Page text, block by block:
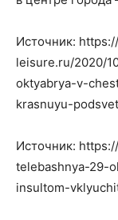
Источник:
leisure.ru/2020/
oktyabrya-v-
krasnuyu-
Источник:
telebashnya-29-
insultom-